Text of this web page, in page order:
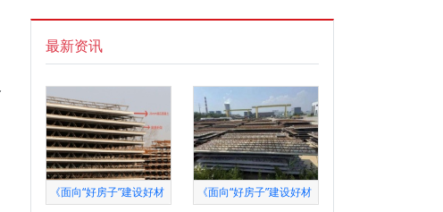
最新资讯
《面向“好房子”建设好材 《面向“好房子”建设好材